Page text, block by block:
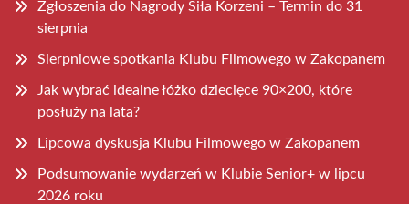
Zgłoszenia do Nagrody Siła Korzeni – Termin do 31
sierpnia
Sierpniowe spotkania Klubu Filmowego w Zakopanem
Jak wybrać idealne łóżko dziecięce 90×200, które
posłuży na lata?
Lipcowa dyskusja Klubu Filmowego w Zakopanem
Podsumowanie wydarzeń w Klubie Senior+ w lipcu
2026 roku